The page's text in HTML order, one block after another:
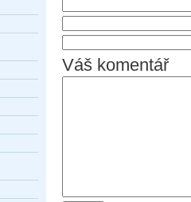
Váš komentář